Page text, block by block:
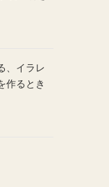
、イラレ
作るとき